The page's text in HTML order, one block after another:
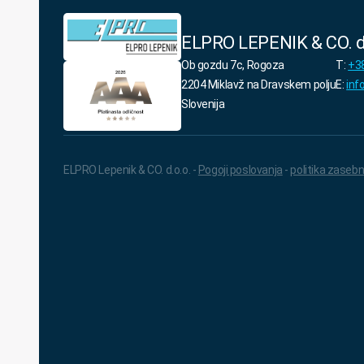
ELPRO LEPENIK & CO.
Ob gozdu 7c, Rogoza
2204 Miklavž na Dravskem polju
Slovenija
T:
E:
ELPRO Lepenik & CO. d.o.o. - Pogoji poslovanja - politika